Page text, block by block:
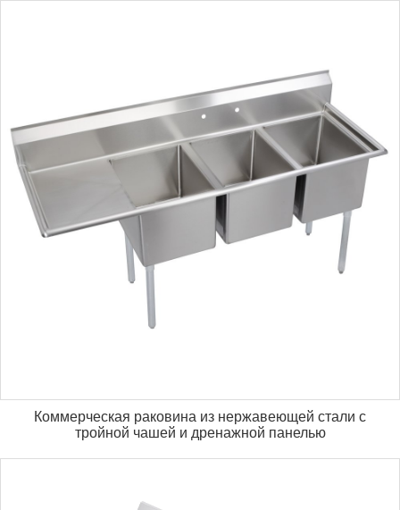
Коммерческая раковина из нержавеющей стали с
тройной чашей и дренажной панелью